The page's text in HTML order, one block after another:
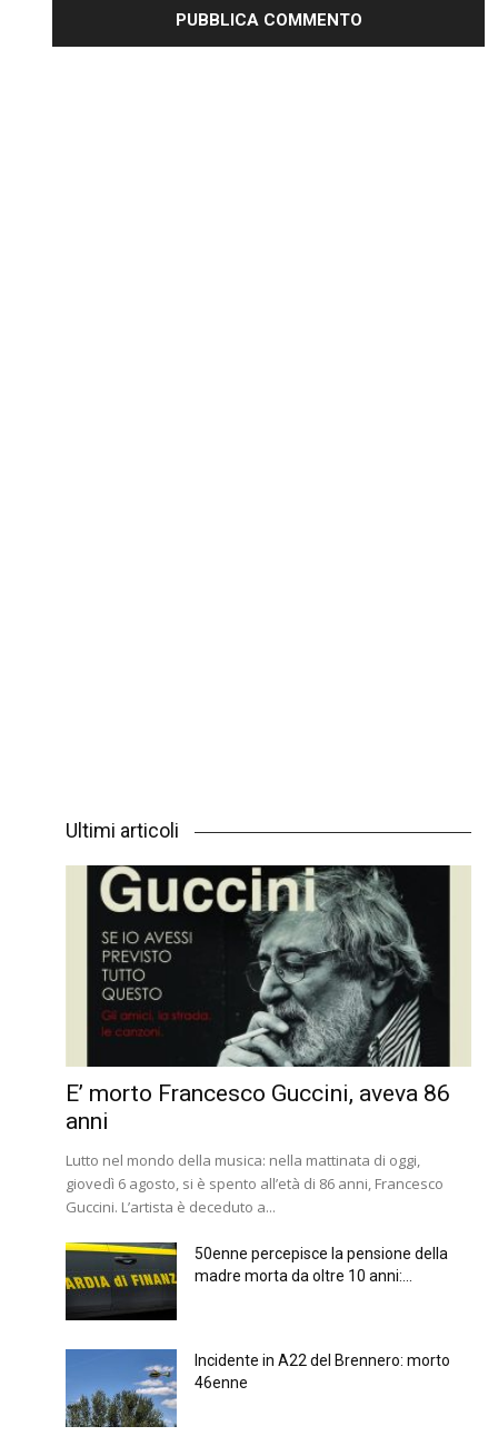
Ultimi articoli
E’ morto Francesco Guccini, aveva 86
anni
Lutto nel mondo della musica: nella mattinata di oggi,
giovedì 6 agosto, si è spento all’età di 86 anni, Francesco
Guccini. L’artista è deceduto a...
50enne percepisce la pensione della
madre morta da oltre 10 anni:...
Incidente in A22 del Brennero: morto
46enne